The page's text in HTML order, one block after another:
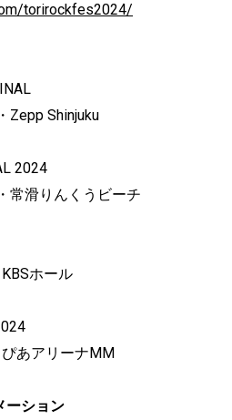
torirockfes2024/
Zepp Shinjuku
2024
常滑りんくうビーチ
ホール
あアリーナMM
ーション